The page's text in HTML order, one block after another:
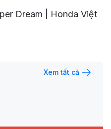
Dream | Honda Việt
Xem tất cả